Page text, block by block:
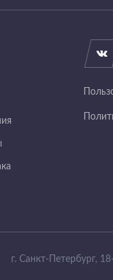
г. Санкт-Петербург,